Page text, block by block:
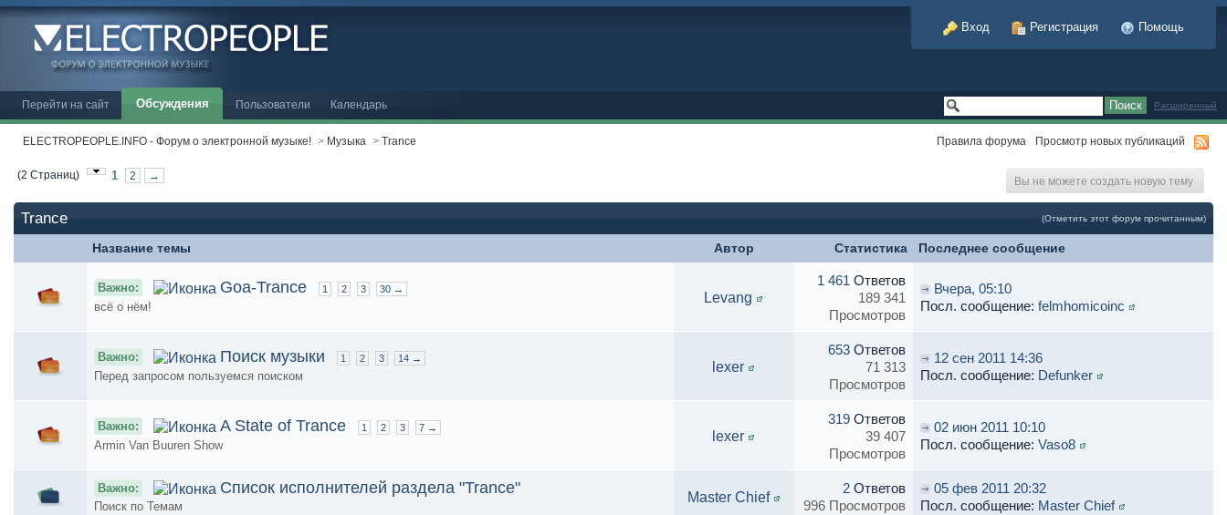
Вход Регистрация Помощь
Расширенный
Перейти на сайт Обсуждения Пользователи Календарь
ELECTROPEOPLE.INFO - Форум о электронной музыке! > Музыка > Trance Правила форума Просмотр новых публикаций
(2 Страниц) 1 2 → Вы не можете создать новую тему
Trance (Отметить этот форум прочитанным)
Название темы Автор Статистика Последнее сообщение
Важно: Goa-Trance 1 2 3 30 →
всё о нём!
Levang
1 461 Ответов
189 341
Просмотров
Вчера, 05:10
Посл. сообщение: felmhomicoinc
Важно: Поиск музыки 1 2 3 14 →
Перед запросом пользуемся поиском
lexer
653 Ответов
71 313
Просмотров
12 сен 2011 14:36
Посл. сообщение: Defunker
Важно: A State of Trance 1 2 3 7 →
Armin Van Buuren Show
lexer
319 Ответов
39 407
Просмотров
02 июн 2011 10:10
Посл. сообщение: Vaso8
Важно: Список исполнителей раздела "Trance"
Поиск по Темам
Master Chief
2 Ответов
996 Просмотров
05 фев 2011 20:32
Посл. сообщение: Master Chief